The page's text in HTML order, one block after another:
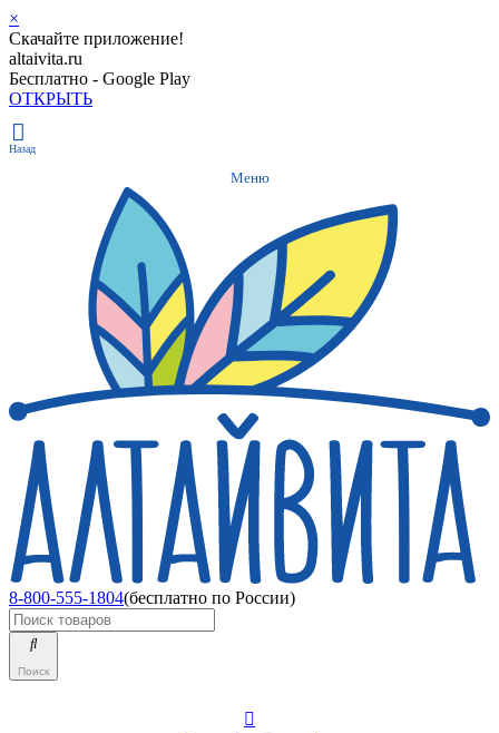
×
Скачайте приложение!
altaivita.ru
Бесплатно - Google Play
ОТКРЫТЬ
Назад
Меню
8-800-555-1804(бесплатно по России)
Поиск